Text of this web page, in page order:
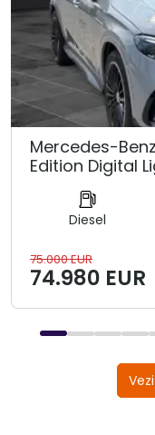
Mercedes-
Edition Digital
Diesel
75.000 EUR
74.980 EUR